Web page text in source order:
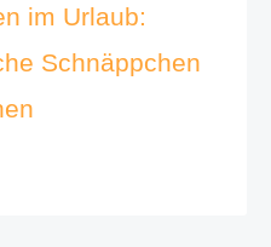
im Urlaub:
Schnäppchen